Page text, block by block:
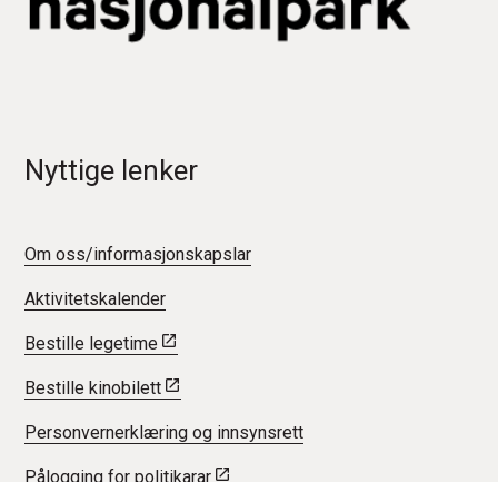
Nyttige lenker
Om oss/informasjonskapslar
Aktivitetskalender
Bestille legetime
Bestille kinobilett
Personvernerklæring og innsynsrett
Pålogging for politikarar